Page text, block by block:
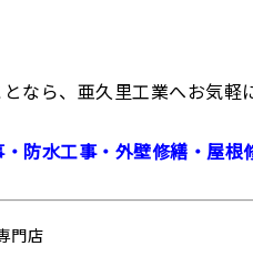
なら、亜久里工業へお気軽
防水工事・外壁修繕・屋
門店